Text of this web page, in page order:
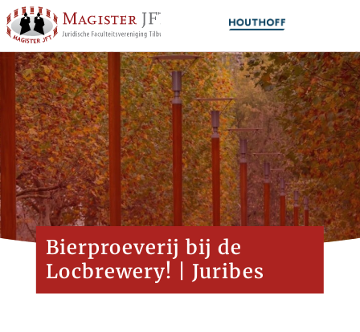
Bierproeverij bij de
Locbrewery! | Juribes